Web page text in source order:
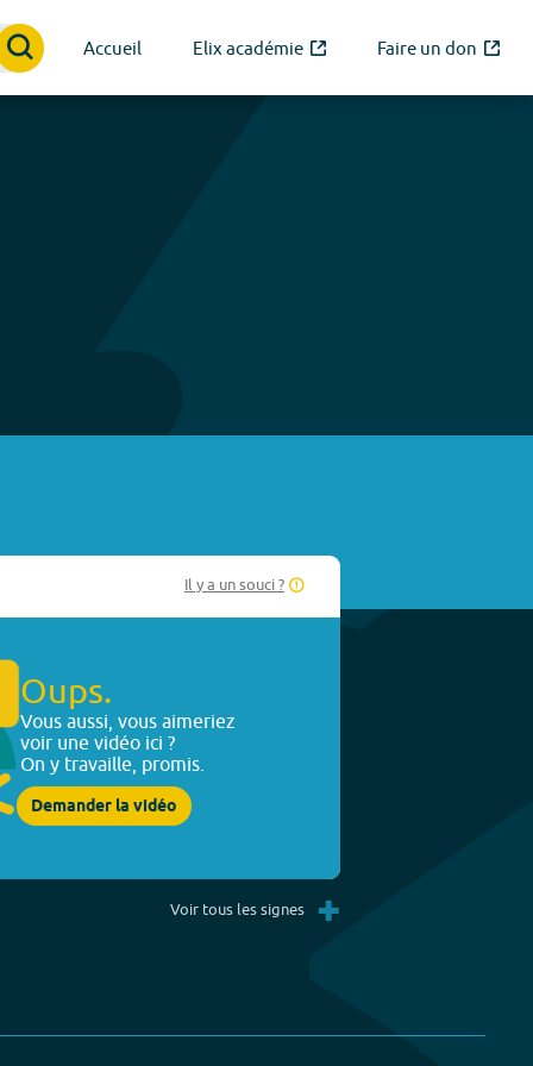
Accueil Elix académie Faire un don
Il y a un souci ?
Oups.
Vous aussi, vous aimeriez
voir une vidéo ici ?
On y travaille, promis.
Demander la vidéo
Voir tous les signes +